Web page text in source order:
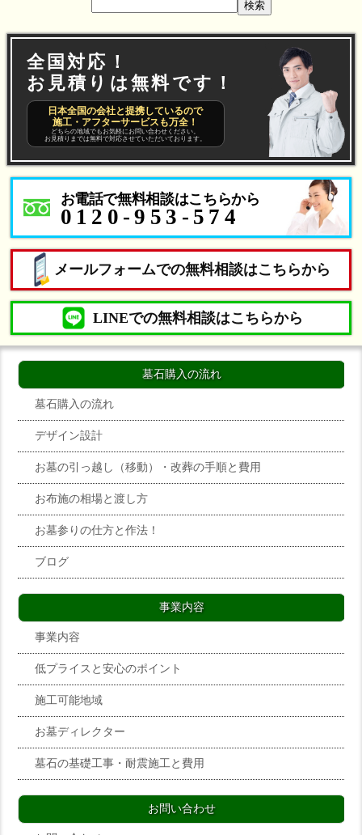
検索
全国対応！
お見積りは無料です！
日本全国の会社と提携しているので
施工・アフターサービスも万全！
どちらの地域でもお気軽にお問い合わせください。
お見積りまでは無料で対応させていただいております。
お電話で無料相談はこちらから
0120-953-574
メールフォームでの無料相談はこちらから
LINEでの無料相談はこちらから
墓石購入の流れ
墓石購入の流れ
デザイン設計
お墓の引っ越し（移動）・改葬の手順と費用
お布施の相場と渡し方
お墓参りの仕方と作法！
ブログ
事業内容
事業内容
低プライスと安心のポイント
施工可能地域
お墓ディレクター
墓石の基礎工事・耐震施工と費用
お問い合わせ